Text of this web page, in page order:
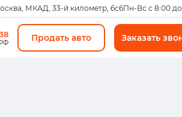
МКАД, 33-й километр, 6с6Пн-Вс с 8:00 до
Продать авто